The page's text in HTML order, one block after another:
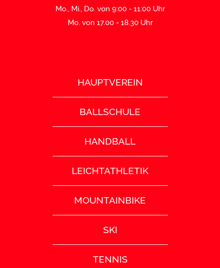
Mo., Mi., Do. von 9:00 - 11:00 Uhr
Mo. von 17.00 - 18.30 Uhr
HAUPTVEREIN
BALLSCHULE
HANDBALL
LEICHTATHLETIK
MOUNTAINBIKE
SKI
TENNIS